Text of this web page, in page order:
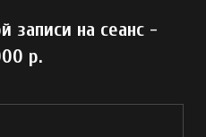
записи на сеанс -
р.